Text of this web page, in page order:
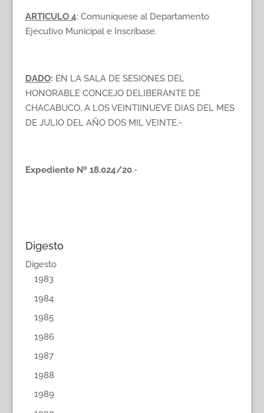
ARTICULO 4: Comuníquese al Departamento
Ejecutivo Municipal e Inscríbase.
DADO: EN LA SALA DE SESIONES DEL
HONORABLE CONCEJO DELIBERANTE DE
CHACABUCO, A LOS VEINTIINUEVE DIAS DEL MES
DE JULIO DEL AÑO DOS MIL VEINTE.-
Expediente Nº 18.024/20.-
Digesto
Digesto
1983
1984
1985
1986
1987
1988
1989